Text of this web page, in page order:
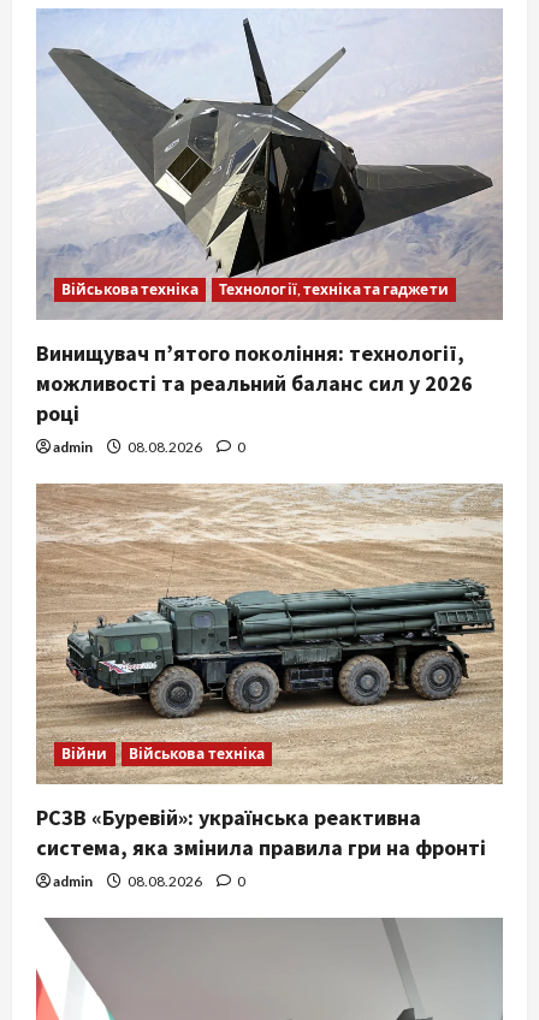
Військова техніка Технології, техніка та гаджети
Винищувач п’ятого покоління: технології,
можливості та реальний баланс сил у 2026
році
admin 08.08.2026 0
Війни Військова техніка
РСЗВ «Буревій»: українська реактивна
система, яка змінила правила гри на фронті
admin 08.08.2026 0